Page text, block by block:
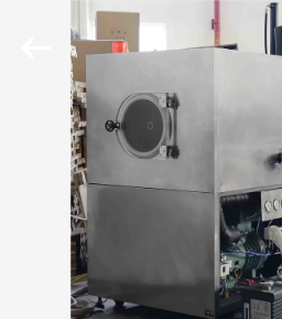
HUIS
PRODUCTEN
OVER